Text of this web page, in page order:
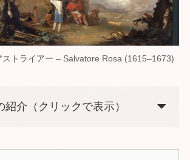
トライアー – Salvatore Rosa (1615–1673)
紹介（クリックで表示）